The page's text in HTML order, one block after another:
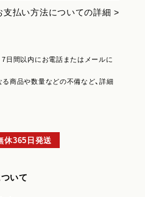
支払い方法についての詳細 >
日間以内にお電話またはメールに
る商品や数量などの不備など、詳細
休365日発送
いて